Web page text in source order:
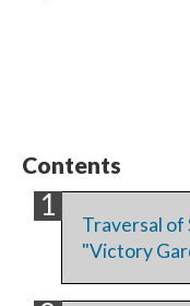
Contents
Traversal
"Victory